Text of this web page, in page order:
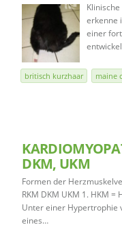
erkenne
einer
britisch kurzhaar maine
DKM, UKM
Formen der
RKM DKM UKM 1. HKM
Unter einer Hypertrophie
eines…